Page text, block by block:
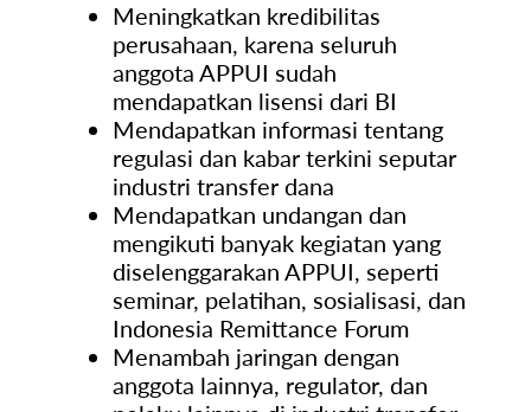
Meningkatkan kredibilitas
perusahaan, karena seluruh
anggota APPUI sudah
mendapatkan lisensi dari BI
Mendapatkan informasi tentang
regulasi dan kabar terkini seputar
industri transfer dana
Mendapatkan undangan dan
mengikuti banyak kegiatan yang
diselenggarakan APPUI, seperti
seminar, pelatihan, sosialisasi, dan
Indonesia Remittance Forum
Menambah jaringan dengan
anggota lainnya, regulator, dan